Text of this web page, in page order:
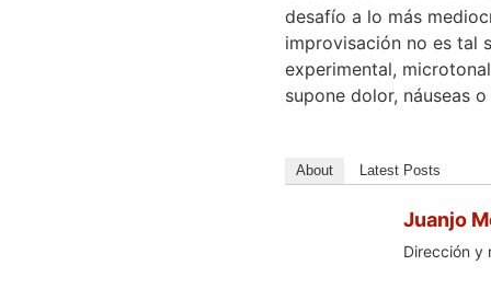
desafío a lo más
improvisación no es tal
experimental,
supone dolor, náuseas
About Latest Posts
Juanjo
Dirección y